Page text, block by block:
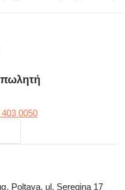
πωλητή
0050
Poltava, ul. Seregina 17